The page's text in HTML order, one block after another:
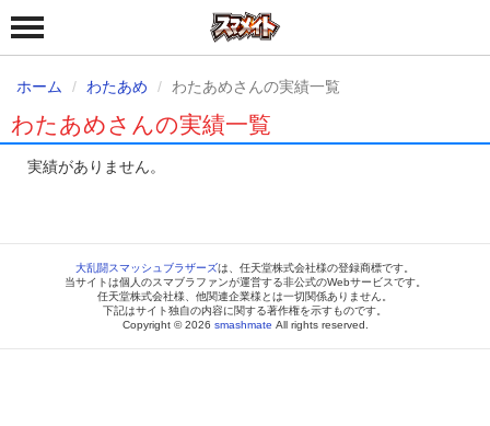
ホーム わたあめ わたあめさんの実績一覧
わたあめさんの実績一覧
実績がありません。
大乱闘スマッシュブラザーズは、任天堂株式会社様の登録商標です。
当サイトは個人のスマブラファンが運営する非公式のWebサービスです。
任天堂株式会社様、他関連企業様とは一切関係ありません。
下記はサイト独自の内容に関する著作権を示すものです。
Copyright © 2026 smashmate All rights reserved.